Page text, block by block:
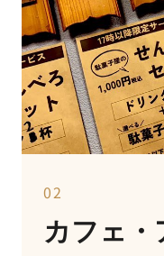
02
カフェ